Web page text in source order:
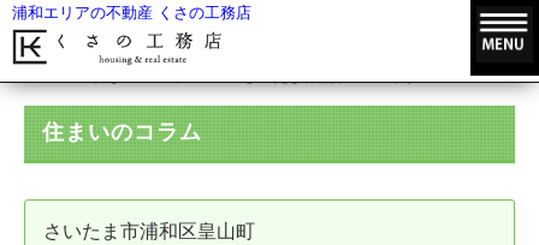
浦和エリアの不動産 くさの工務店
住まいのコラム
さいたま市浦和区皇山町